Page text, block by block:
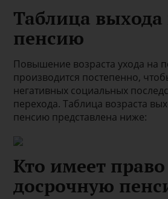
Таблица выхода
пенсию
Повышение возраста ухода на
производится постепенно,
негативных социальных
перехода. Таблица возраста
пенсию представлена ниже:
Кто имеет
досрочную